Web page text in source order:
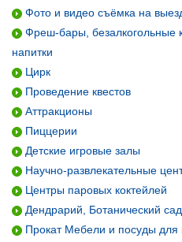
Фото и видео съёмка на
Фреш-бары, безалкогольные
напитки
Цирк
Проведение квестов
Аттракционы
Пиццерии
Детские игровые залы
Научно-развлекательные
Центры паровых коктейлей
Дендрарий, Ботанический сад
Прокат Мебели и посуды для